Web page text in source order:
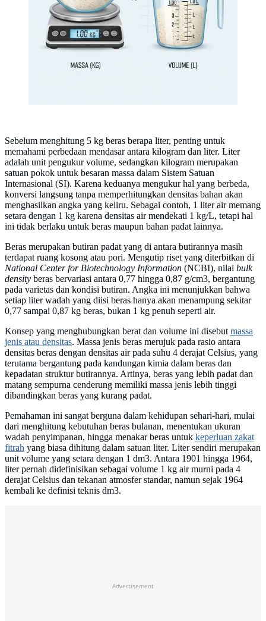
Sebelum menghitung 5 kg beras berapa liter, penting untuk
memahami perbedaan mendasar antara kilogram dan liter. Liter
adalah unit pengukur volume, sedangkan kilogram merupakan
satuan pokok untuk besaran massa dalam Sistem Satuan
Internasional (SI). Karena keduanya mengukur hal yang berbeda,
konversi langsung tanpa memperhitungkan densitas bahan akan
menghasilkan angka yang keliru. Sebagai contoh, 1 liter air memang
setara dengan 1 kg karena densitas air mendekati 1 kg/L, tetapi hal
ini tidak berlaku untuk beras maupun bahan padat lainnya.
Beras merupakan butiran padat yang di antara butirannya masih
terdapat ruang kosong atau pori. Mengutip riset yang diterbitkan di
National Center for Biotechnology Information (NCBI), nilai bulk
density beras bervariasi antara 0,77 hingga 0,87 g/cm3, bergantung
pada varietas dan kondisi butiran. Angka ini menunjukkan bahwa
setiap liter wadah yang diisi beras hanya akan menampung sekitar
0,77 sampai 0,87 kg beras, bukan 1 kg penuh seperti air.
Konsep yang menghubungkan berat dan volume ini disebut massa
jenis atau densitas. Massa jenis beras merujuk pada rasio antara
densitas beras dengan densitas air pada suhu 4 derajat Celsius, yang
terutama bergantung pada kandungan kimia dalam beras dan
kepadatan struktur butirannya. Artinya, beras yang lebih padat dan
matang sempurna cenderung memiliki massa jenis lebih tinggi
dibandingkan beras yang kurang padat.
Pemahaman ini sangat berguna dalam kehidupan sehari-hari, mulai
dari menghitung kebutuhan beras bulanan, menentukan ukuran
wadah penyimpanan, hingga menakar beras untuk keperluan zakat
fitrah yang biasa dihitung dalam satuan liter. Liter sendiri merupakan
unit volume yang setara dengan 1 dm3. Antara 1901 hingga 1964,
liter pernah didefinisikan sebagai volume 1 kg air murni pada 4
derajat Celsius dan tekanan atmosfer standar, namun sejak 1964
kembali ke definisi teknis dm3.
Advertisement